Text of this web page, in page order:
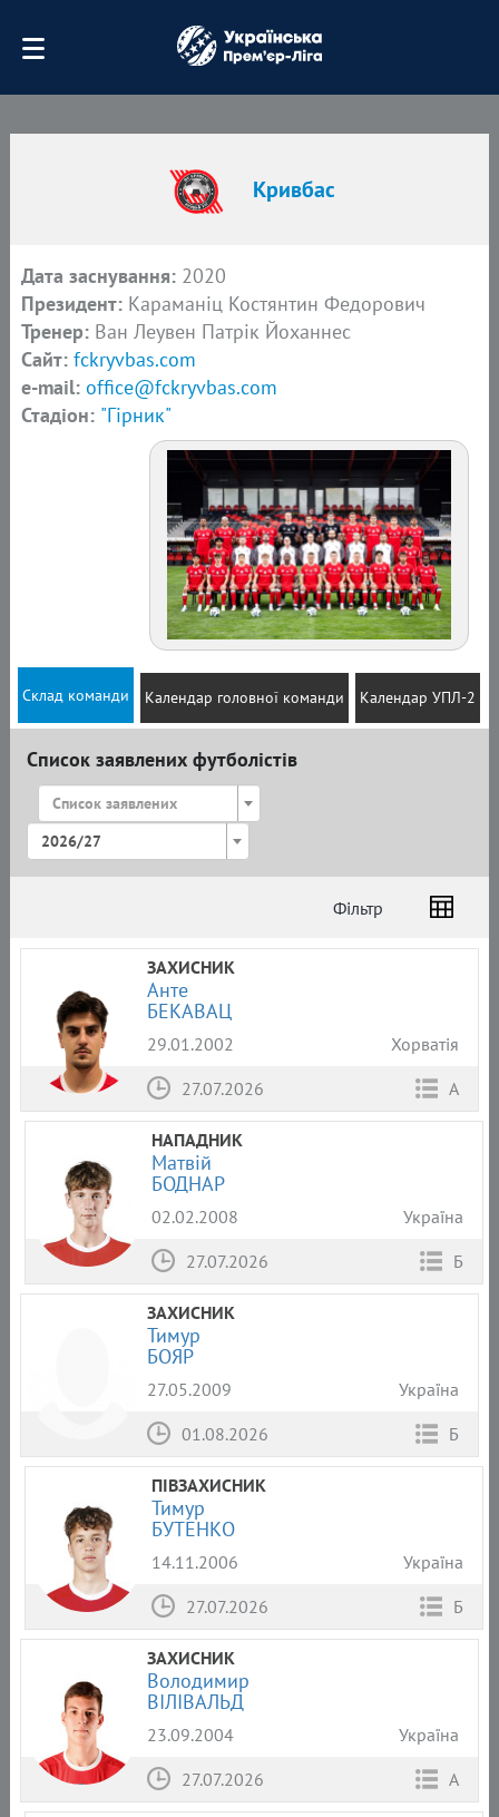
Кривбас
Дата заснування: 2020
Президент: Караманіц Костянтин Федорович
Тренер: Ван Леувен Патрік Йоханнес
Сайт: fckryvbas.com
e-mail: office@fckryvbas.com
Стадіон: "Гірник"
Склад команди Календар головної команди Календар УПЛ-2
Список заявлених футболістів
Список заявлених
2026/27
Фільтр
Список
Амплуа
Громадянство
ЗАХИСНИК
Анте
БЕКАВАЦ
29.01.2002
Хорватія
27.07.2026
А
НАПАДНИК
Матвій
БОДНАР
02.02.2008
Україна
27.07.2026
Б
ЗАХИСНИК
Тимур
БОЯР
27.05.2009
Україна
01.08.2026
Б
ПІВЗАХИСНИК
Тимур
БУТЕНКО
14.11.2006
Україна
27.07.2026
Б
ЗАХИСНИК
Володимир
ВІЛІВАЛЬД
23.09.2004
Україна
27.07.2026
А